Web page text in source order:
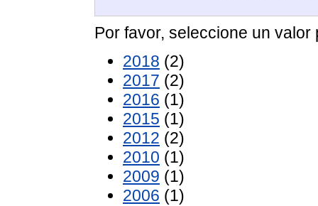
Por favor, seleccione un
2018 (2)
2017 (2)
2016 (1)
2015 (1)
2012 (2)
2010 (1)
2009 (1)
2006 (1)